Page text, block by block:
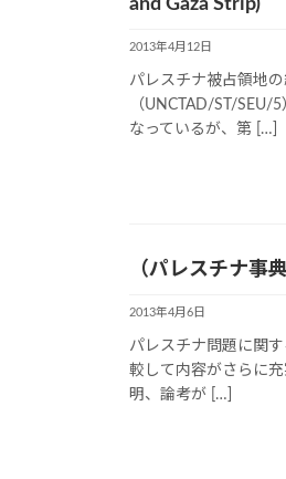
and Gaza Strip)
2013年4月12日
パレスチナ被占領地
（UNCTAD/ST/SEU/
なっているが、第 […]
2013年4月6日
パレスチナ問題に関
較して内容がさらに
明、論考が […]